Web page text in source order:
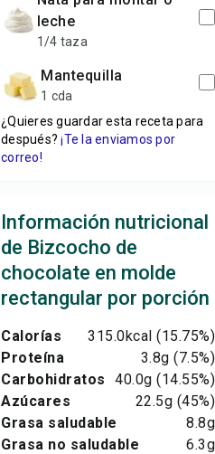
leche
1/4 taza
mantequilla
1 cda
¿Quieres guardar esta receta para
después? ¡Te la enviamos por
correo!
Información nutricional
de Bizcocho de
chocolate en molde
rectangular por porción
Calorías 315.0kcal (15.75%)
Proteína
3.8g (7.5%)
Carbohidratos
40.0g (14.55%)
Azúcares
22.5g (45%)
Grasa saludable
8.8g
Grasa no saludable
6.3g